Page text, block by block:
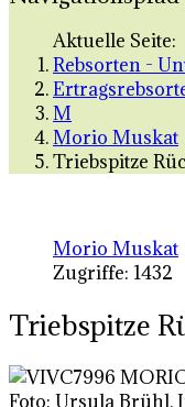
Aktuelle Seite:
Rebsorten -
M
Morio Muskat
Triebspitze
Morio Muskat
Zugriffe: 1432
Triebspitze
Foto: Ursula Brühl,